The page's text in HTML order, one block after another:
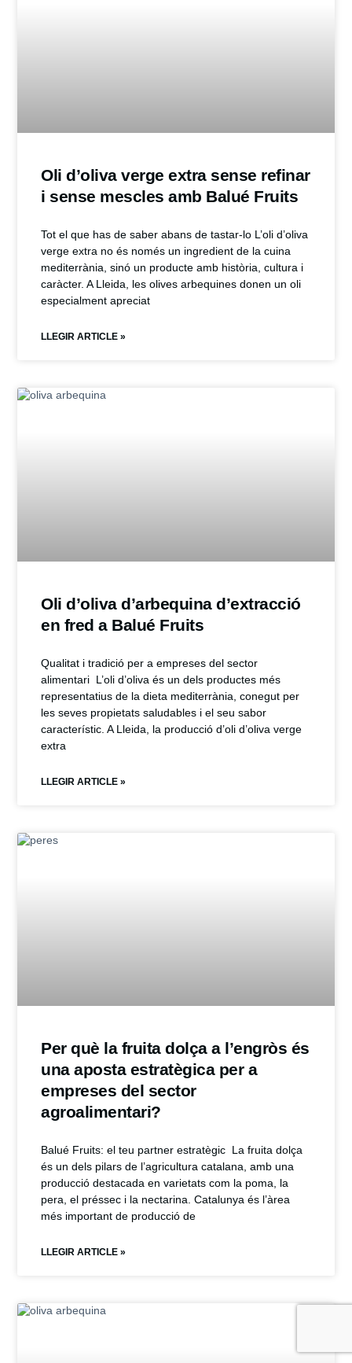
Oli d’oliva verge extra sense refinar
i sense mescles amb Balué Fruits
Tot el que has de saber abans de tastar-lo L’oli d’oliva
verge extra no és només un ingredient de la cuina
mediterrània, sinó un producte amb història, cultura i
caràcter. A Lleida, les olives arbequines donen un oli
especialment apreciat
LLEGIR ARTICLE »
Oli d’oliva d’arbequina d’extracció
en fred a Balué Fruits
Qualitat i tradició per a empreses del sector
alimentari L’oli d’oliva és un dels productes més
representatius de la dieta mediterrània, conegut per
les seves propietats saludables i el seu sabor
característic. A Lleida, la producció d’oli d’oliva verge
extra
LLEGIR ARTICLE »
Per què la fruita dolça a l’engròs és
una aposta estratègica per a
empreses del sector
agroalimentari?
Balué Fruits: el teu partner estratègic La fruita dolça
és un dels pilars de l’agricultura catalana, amb una
producció destacada en varietats com la poma, la
pera, el préssec i la nectarina. Catalunya és l’àrea
més important de producció de
LLEGIR ARTICLE »